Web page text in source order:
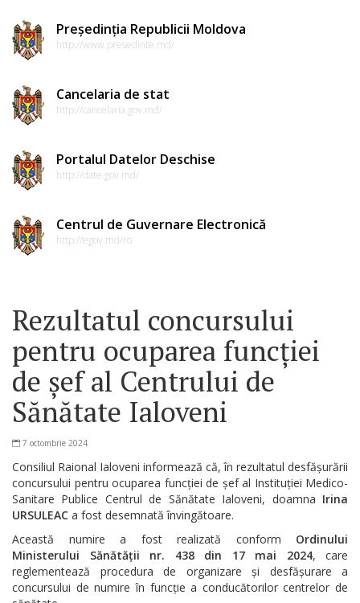
Președinția Republicii Moldova
http://www.presedinte.md/
Cancelaria de stat
http://cancelaria.gov.md/
Portalul Datelor Deschise
http://date.gov.md/
Centrul de Guvernare Electronică
http://egov.md/ro
Rezultatul concursului
pentru ocuparea funcției
de șef al Centrului de
Sănătate Ialoveni
7 octombrie 2024
Consiliul Raional Ialoveni informează că, în rezultatul desfășurării
concursului pentru ocuparea funcției de șef al Instituției Medico-
Sanitare Publice Centrul de Sănătate Ialoveni, doamna Irina
URSULEAC a fost desemnată învingătoare.
Această numire a fost realizată conform Ordinului
Ministerului Sănătății nr. 438 din 17 mai 2024, care
reglementează procedura de organizare și desfășurare a
concursului de numire în funcție a conducătorilor centrelor de